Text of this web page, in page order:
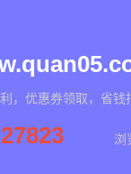
，优惠券领取，省钱
27823 浏